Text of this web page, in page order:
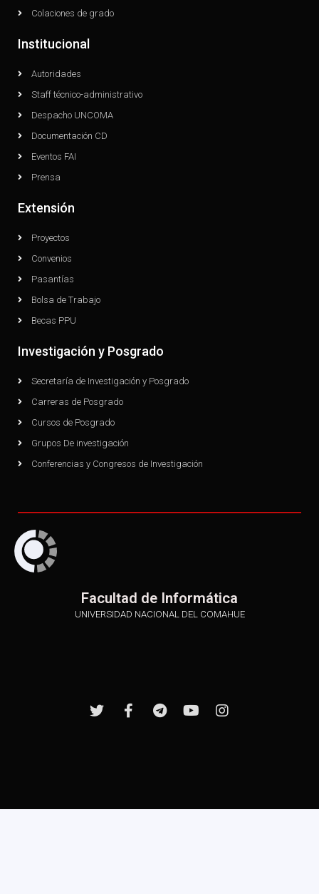
Colaciones de grado
Institucional
Autoridades
Staff técnico-administrativo
Despacho UNCOMA
Documentación CD
Eventos FAI
Prensa
Extensión
Proyectos
Convenios
Pasantías
Bolsa de Trabajo
Becas PPU
Investigación y Posgrado
Secretaría de Investigación y Posgrado
Carreras de Posgrado
Cursos de Posgrado
Grupos De investigación
Conferencias y Congresos de Investigación
Facultad de Informática
UNIVERSIDAD NACIONAL DEL COMAHUE